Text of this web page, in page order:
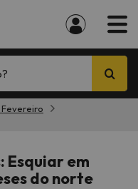
Fevereiro
Esquiar em
do norte